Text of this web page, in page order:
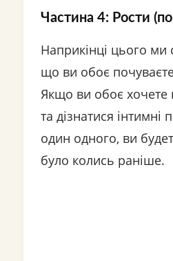
Частина 4: Рости
Наприкінці цього ми
що ви обоє
Якщо ви обоє хочете
та дізнатися інтимні
один одного, ви
було колись раніше.